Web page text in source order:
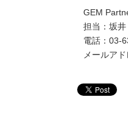
GEM
担当：坂井
電話：03-
メールア